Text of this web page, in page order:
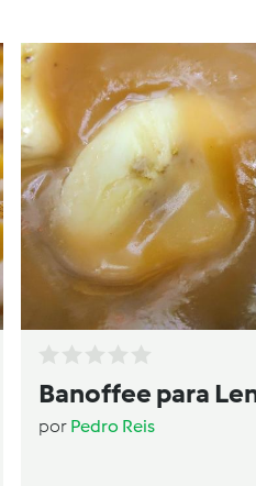
Banoffee para
por Pedro Reis